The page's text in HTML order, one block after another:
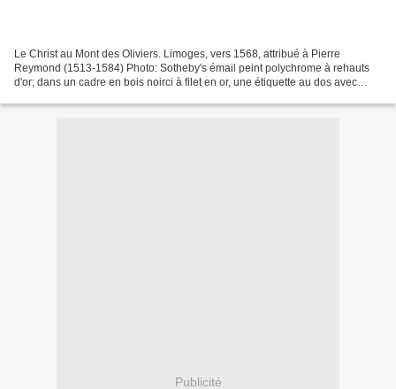
Le Christ au Mont des Oliviers. Limoges, vers 1568, attribué à Pierre
Reymond (1513-1584) Photo: Sotheby's émail peint polychrome à rehauts
d'or; dans un cadre en bois noirci à filet en or, une étiquette au dos avec
Publicité